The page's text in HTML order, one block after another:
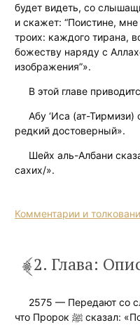
будет видеть, со
и скажет: “Поистине,
троих: каждого тирана,
божеству наряду с
изображения”».
В этой главе
Абу ‘Иса (ат-Тирмизи)
редкий достоверный».
Шейх аль-Албани
сахих/».
Комментарии и
2. Глава:
2575 — Передают со
что Пророк ﷺ сказал: «Поистине, огромная скала,